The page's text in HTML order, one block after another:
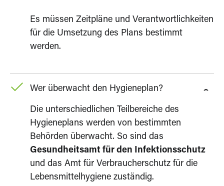
Es müssen Zeitpläne und Verantwortlichkeiten
für die Umsetzung des Plans bestimmt
werden.
Wer überwacht den Hygieneplan?
Die unterschiedlichen Teilbereiche des
Hygieneplans werden von bestimmten
Behörden überwacht. So sind das
Gesundheitsamt für den Infektionsschutz
und das Amt für Verbraucherschutz für die
Lebensmittelhygiene zuständig.